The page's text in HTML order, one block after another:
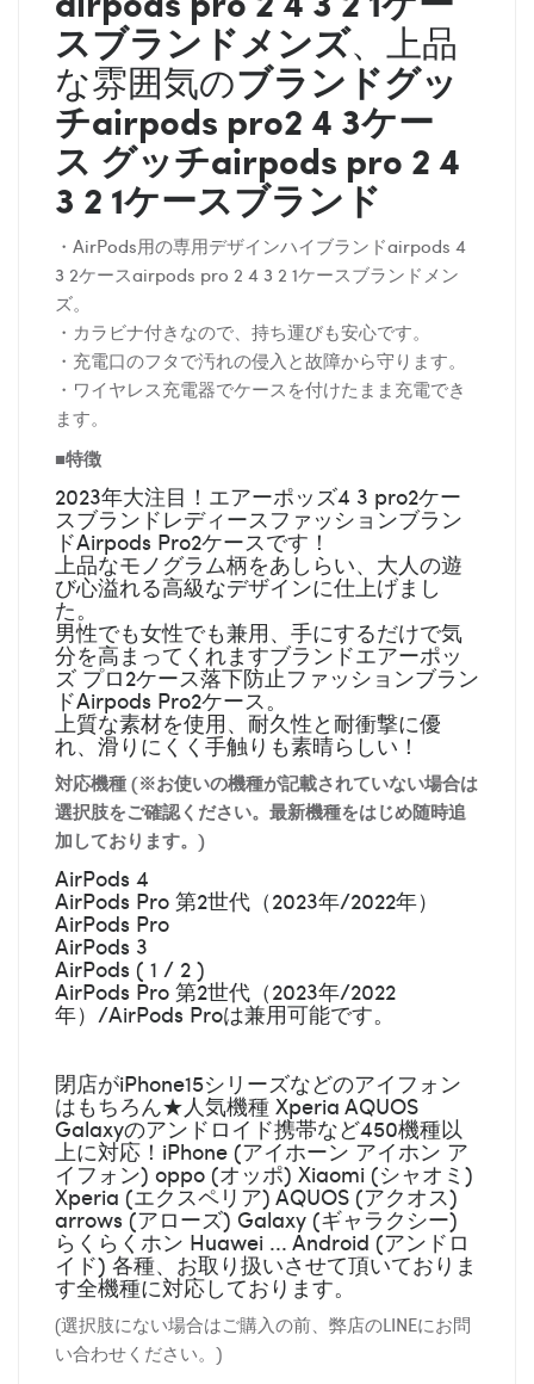
スブランドメンズ、上品
な雰囲気のブランドグッ
チairpods pro2 4 3ケー
ス グッチairpods pro 2 4
3 2 1ケースブランド
・AirPods用の専用デザインハイブランドairpods 4
3 2ケースairpods pro 2 4 3 2 1ケースブランドメン
ズ。
・カラビナ付きなので、持ち運びも安心です。
・充電口のフタで汚れの侵入と故障から守ります。
・ワイヤレス充電器でケースを付けたまま充電でき
ます。
■特徴
2023年大注目！エアーポッズ4 3 pro2ケー
スブランドレディースファッションブラン
ドAirpods Pro2ケースです！
上品なモノグラム柄をあしらい、大人の遊
び心溢れる高級なデザインに仕上げまし
た。
男性でも女性でも兼用、手にするだけで気
分を高まってくれますブランドエアーポッ
ズ プロ2ケース落下防止ファッションブラン
ドAirpods Pro2ケース。
上質な素材を使用、耐久性と耐衝撃に優
れ、滑りにくく手触りも素晴らしい！
対応機種 (※お使いの機種が記載されていない場合は
選択肢をご確認ください。最新機種をはじめ随時追
加しております。)
AirPods 4
AirPods Pro 第2世代（2023年/2022年）
AirPods Pro
AirPods 3
AirPods ( 1 / 2 )
AirPods Pro 第2世代（2023年/2022
年）/AirPods Proは兼用可能です。
閉店がiPhone15シリーズなどのアイフォン
はもちろん★人気機種 Xperia AQUOS
Galaxyのアンドロイド携帯など450機種以
上に対応！iPhone (アイホーン アイホン ア
イフォン) oppo (オッポ) Xiaomi (シャオミ)
Xperia (エクスペリア) AQUOS (アクオス)
arrows (アローズ) Galaxy (ギャラクシー)
らくらくホン Huawei ... Android (アンドロ
イド) 各種、お取り扱いさせて頂いておりま
す全機種に対応しております。
(選択肢にない場合はご購入の前、弊店のLINEにお問
い合わせください。)